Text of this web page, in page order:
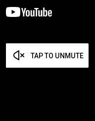
TAP TO UNMUTE